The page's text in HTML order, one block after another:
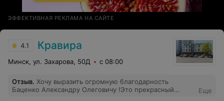
ЭФФЕКТИВНАЯ РЕКЛАМА НА САЙТЕ
4.1 Кравира
Минск, ул. Захарова, 50Д с 08:00
Отзыв. Хочу выразить огромную благодарность
Баценко Александру Олеговичу !Это прекрасный
Еще